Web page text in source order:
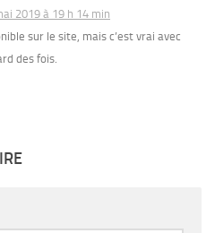
2019 à 19 h 14 min
sur le site, mais c’est vrai avec
des fois.